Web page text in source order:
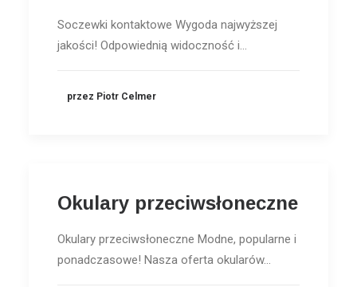
Soczewki kontaktowe Wygoda najwyższej
jakości! Odpowiednią widoczność i…
przez Piotr Celmer
Okulary przeciwsłoneczne
Okulary przeciwsłoneczne Modne, popularne i
ponadczasowe! Nasza oferta okularów…